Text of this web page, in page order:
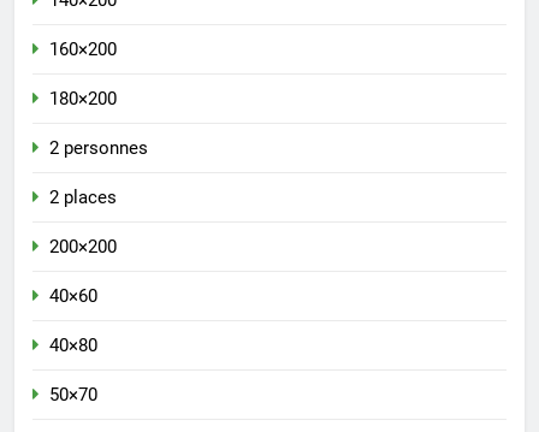
160×200
180×200
2 personnes
2 places
200×200
40×60
40×80
50×70